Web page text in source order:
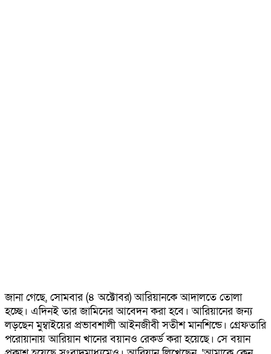
জানা গেছে, সোমবার (৪ অক্টোবর) আরিয়ানকে আদালতে তোলা
হচ্ছে। এদিনই তার জামিনের আবেদন করা হবে। আরিয়ানের জন্য
লড়ছেন মুম্বাইয়ের প্রভাবশালী আইনজীবী সতীশ মানশিন্ডে। গ্রেফতারি
পরোয়ানায় আরিয়ান খানের বয়ানও রেকর্ড করা হয়েছে। সে বয়ান